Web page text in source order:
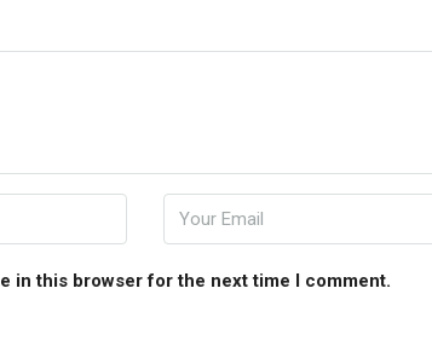
in this browser for the next time I comment.